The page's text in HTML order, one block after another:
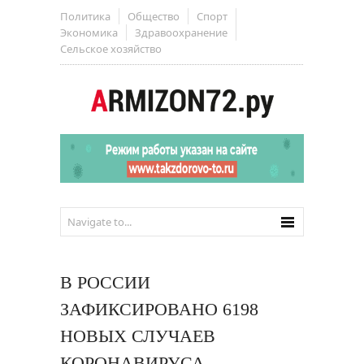
Политика Общество
Спорт
Экономика
Здравоохранение
Сельское хозяйство
В РОССИИ
ЗАФИКСИРОВАНО 6198
НОВЫХ СЛУЧАЕВ